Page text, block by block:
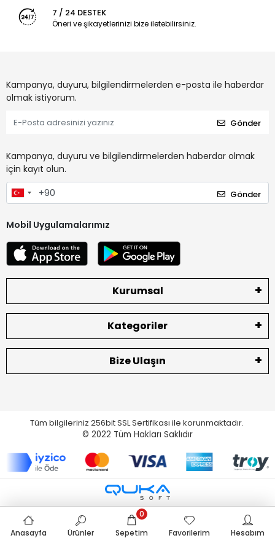
7 / 24 DESTEK
Öneri ve şikayetlerinizi bize iletebilirsiniz.
Kampanya, duyuru, bilgilendirmelerden e-posta ile haberdar
olmak istiyorum.
Gönder
Kampanya, duyuru ve bilgilendirmelerden haberdar olmak
için kayıt olun.
Gönder
Mobil Uygulamalarımız
Kurumsal
Kategoriler
Bize Ulaşın
Tüm bilgileriniz 256bit SSL Sertifikası ile korunmaktadır.
© 2022 Tüm Hakları Saklıdır
Anasayfa Ürünler Sepetim
0
Favorilerim
Hesabım